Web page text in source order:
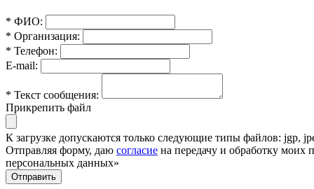
* ФИО:
* Организация:
* Телефон:
E-mail:
* Текст сообщения:
Прикрепить файл
К загрузке допускаются только следующие типы файлов: jgp,
Отправляя форму, даю согласие на передачу и обработку
персональных данных»
Отправить